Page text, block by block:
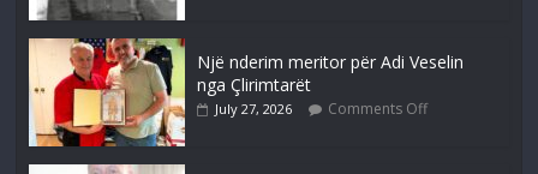
Një nderim meritor për Adi Veselin
nga Çlirimtarët
July 27, 2026 Comments Off